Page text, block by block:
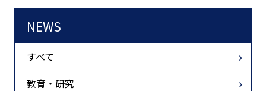
NEWS
すべて
教育・研究